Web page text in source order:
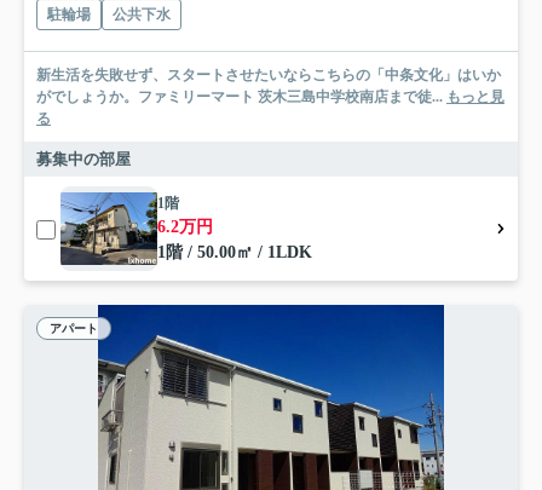
駐輪場 公共下水
新生活を失敗せず、スタートさせたいならこちらの「中条文化」はいか
がでしょうか。ファミリーマート 茨木三島中学校南店まで徒... もっと見
る
募集中の部屋
1階
6.2万円
1階 / 50.00㎡ / 1LDK
アパート